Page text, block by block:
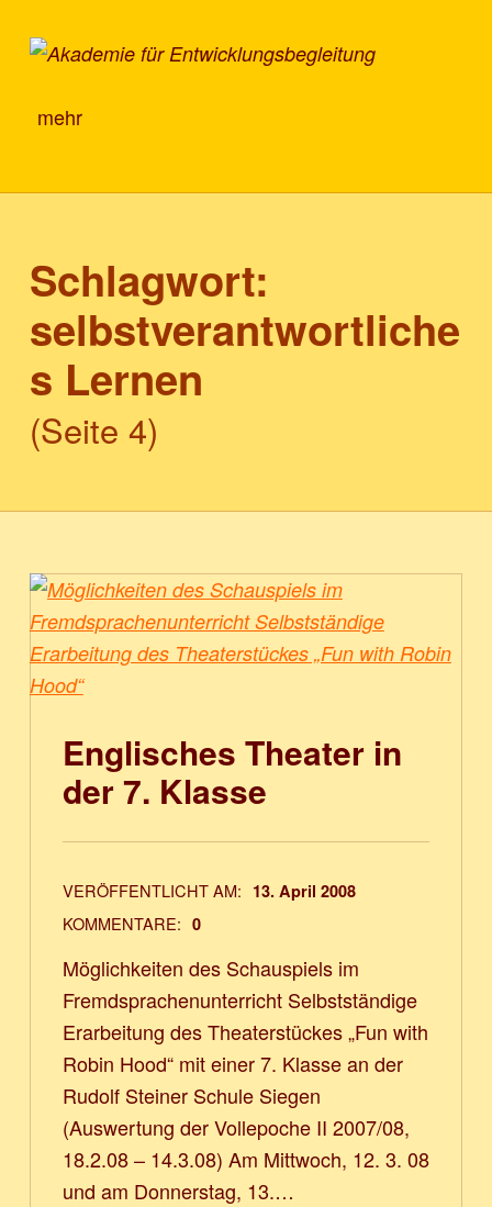
Akademie für Entwicklungsbegleitung
mehr
Schlagwort:
selbstverantwortliche
s Lernen
(Seite 4)
Englisches Theater in
der 7. Klasse
VERÖFFENTLICHT AM: 13. April 2008
KOMMENTARE: 0
Möglichkeiten des Schauspiels im
Fremdsprachenunterricht Selbstständige
Erarbeitung des Theaterstückes „Fun with
Robin Hood“ mit einer 7. Klasse an der
Rudolf Steiner Schule Siegen
(Auswertung der Vollepoche II 2007/08,
18.2.08 – 14.3.08) Am Mittwoch, 12. 3. 08
und am Donnerstag, 13.…